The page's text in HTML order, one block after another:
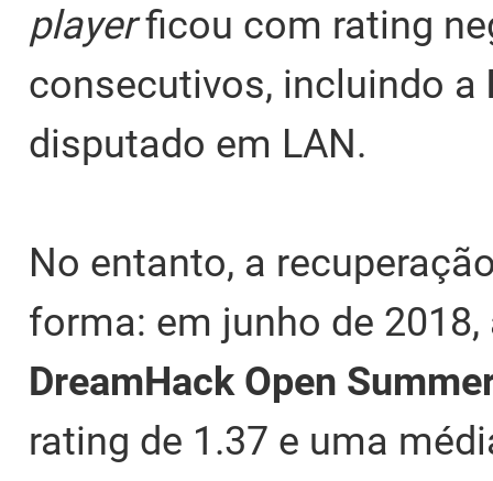
playerficou com rating
consecutivos, incluindo a
disputado em LAN.
No entanto, a
forma: em junho de
DreamHack Open
rating de 1.37 e uma